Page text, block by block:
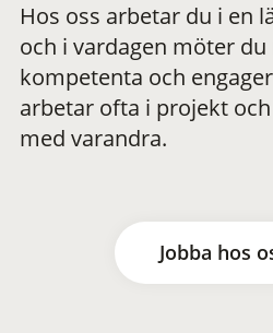
Hos oss arbetar du i en
och i vardagen möter du
kompetenta och
arbetar ofta i projekt
med varandra.
Jobba hos